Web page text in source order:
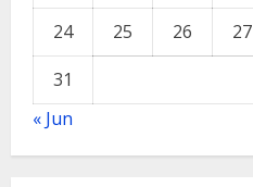
24
25 26 27
31
« Jun